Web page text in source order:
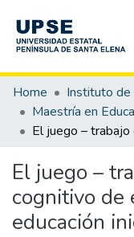
Communities &
All of DSpace
Statistics
Home
Instituto
Maestría en
El juego –
cognitivo de
educación